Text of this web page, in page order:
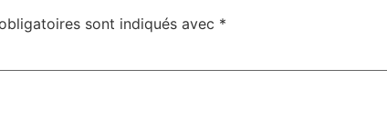
sont indiqués avec *